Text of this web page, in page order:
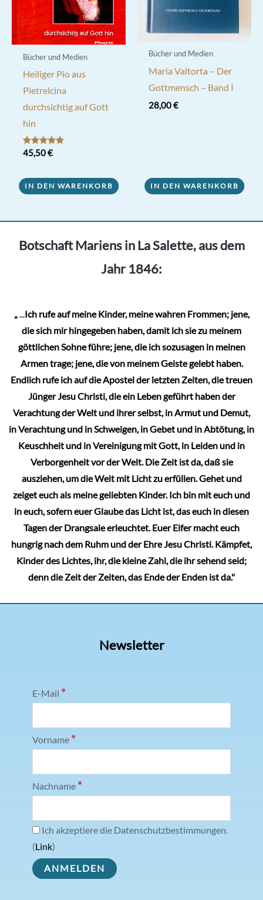
Bücher und Medien
Heiliger Pio aus
Pietrelcina
durchsichtig auf Gott
hin
Bewertet mit
5.00
45,50€
IN DEN WARENKORB
Bücher und Medien
Maria Valtorta – Der
Gottmensch – Band I
28,00€
IN DEN WARENKORB
Botschaft Mariens in La Salette, aus dem
Jahr 1846:
„...Ich rufe auf meine Kinder, meine wahren Frommen; jene,
die sich mir hingegeben haben, damit ich sie zu meinem
göttlichen Sohne führe; jene, die ich sozusagen in meinen
Armen trage; jene, die von meinem Geiste gelebt haben.
Endlich rufe ich auf die Apostel der letzten Zeiten, die treuen
Jünger Jesu Christi, die ein Leben geführt haben der
Verachtung der Welt und ihrer selbst, in Armut und Demut,
in Verachtung und in Schweigen, in Gebet und in Abtötung, in
Keuschheit und in Vereinigung mit Gott, in Leiden und in
Verborgenheit vor der Welt. Die Zeit ist da, daß sie
ausziehen, um die Welt mit Licht zu erfüllen. Gehet und
zeiget euch als meine geliebten Kinder. Ich bin mit euch und
in euch, sofern euer Glaube das Licht ist, das euch in diesen
Tagen der Drangsale erleuchtet. Euer Eifer macht euch
hungrig nach dem Ruhm und der Ehre Jesu Christi. Kämpfet,
Kinder des Lichtes, ihr, die kleine Zahl, die ihr sehend seid;
denn die Zeit der Zeiten, das Ende der Enden ist da."
Newsletter
E-Mail *
Vorname *
Nachname *
Ich akzeptiere die Datenschutzbestimmungen.
(Link)